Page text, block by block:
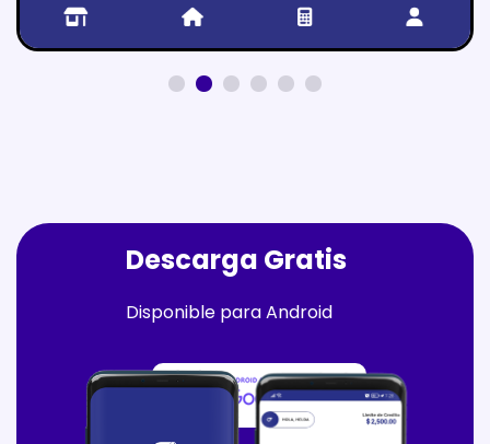
Descarga Gratis
Disponible para Android